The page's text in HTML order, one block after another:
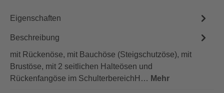
Eigenschaften
Beschreibung
mit Rückenöse, mit Bauchöse (Steigschutzöse), mit
Brustöse, mit 2 seitlichen Halteösen und
Rückenfangöse im SchulterbereichH… Mehr